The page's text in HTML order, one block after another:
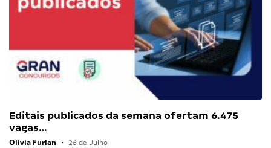
Editais publicados da semana ofertam 6.475
vagas…
Olivia Furlan • 26 de Julho